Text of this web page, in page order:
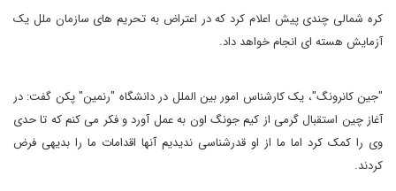
کره شمالی چندی پیش اعلام کرد که در اعتراض به تحریم های سازمان ملل یک
آزمایش هسته ای انجام خواهد داد.
"جین کانرونگ"، یک کارشناس امور بین الملل در دانشگاه "رنمین" پکن گفت: در
آغاز چین استقبال گرمی از کیم جونگ اون به عمل آورد و فکر می کنم که تا حدی
وی را کمک کرد اما ما از او قدرشناسی ندیدیم آنها اقدامات ما را بدیهی فرض
کردند.